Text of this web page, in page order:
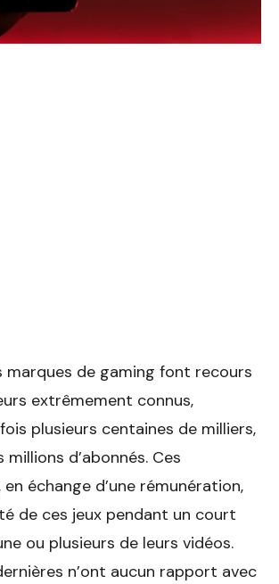
marques de gaming font recours
extrêmement connus,
plusieurs centaines de milliers,
d’abonnés. Ces
échange d’une rémunération,
de ces jeux pendant un court
ou plusieurs de leurs vidéos.
n’ont aucun rapport avec